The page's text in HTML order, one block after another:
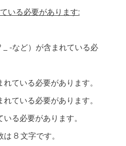
いる必要があります:
_ -など）が含まれている必
ている必要があります。
ている必要があります。
る必要があります。
8 文字です。